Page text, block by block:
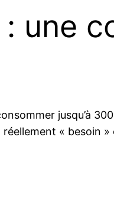
une
jusqu’à
« besoin